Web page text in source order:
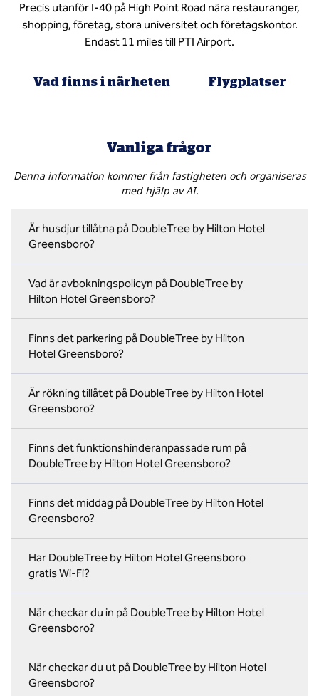
Precis utanför I-40 på High Point Road nära restauranger,
shopping, företag, stora universitet och företagskontor.
Endast 11 miles till PTI Airport.
Vad finns i närheten Flygplatser
Vanliga frågor
Denna information kommer från fastigheten och organiseras
med hjälp av AI.
Är husdjur tillåtna på DoubleTree by Hilton Hotel
Greensboro?
Vad är avbokningspolicyn på DoubleTree by
Hilton Hotel Greensboro?
Finns det parkering på DoubleTree by Hilton
Hotel Greensboro?
Är rökning tillåtet på DoubleTree by Hilton Hotel
Greensboro?
Finns det funktionshinderanpassade rum på
DoubleTree by Hilton Hotel Greensboro?
Finns det middag på DoubleTree by Hilton Hotel
Greensboro?
Har DoubleTree by Hilton Hotel Greensboro
gratis Wi-Fi?
När checkar du in på DoubleTree by Hilton Hotel
Greensboro?
När checkar du ut på DoubleTree by Hilton Hotel
Greensboro?